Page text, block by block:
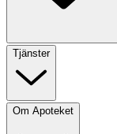
Tjänster
Om Apoteket